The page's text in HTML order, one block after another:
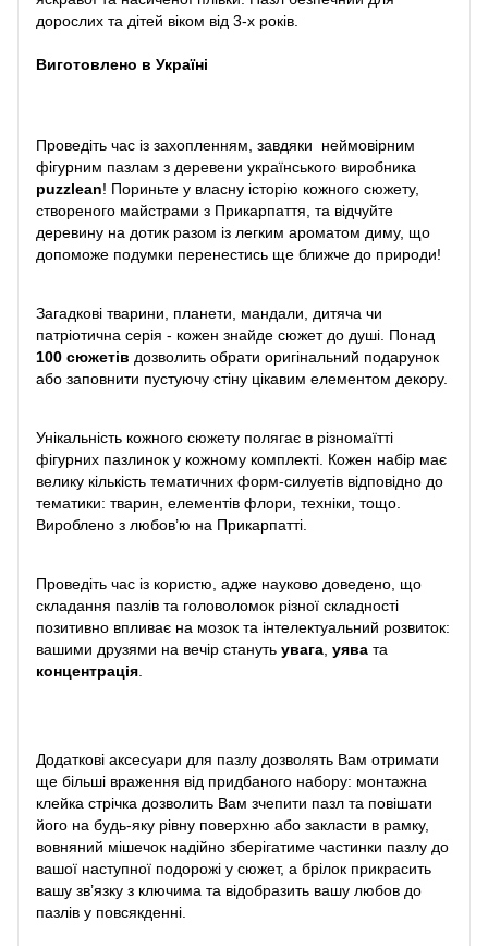
дорослих та дітей віком від 3-х років.
Виготовлено в Україні
Проведіть час із захопленням, завдяки неймовірним
фігурним пазлам з деревени українського виробника
puzzlean! Пориньте у власну історію кожного сюжету,
створеного майстрами з Прикарпаття, та відчуйте
деревину на дотик разом із легким ароматом диму, що
допоможе подумки перенестись ще ближче до природи!
Загадкові тварини, планети, мандали, дитяча чи
патріотична серія - кожен знайде сюжет до душі. Понад
100 сюжетів дозволить обрати оригінальний подарунок
або заповнити пустуючу стіну цікавим елементом декору.
Унікальність кожного сюжету полягає в різномаїтті
фігурних пазлинок у кожному комплекті. Кожен набір має
велику кількість тематичних форм-силуетів відповідно до
тематики: тварин, елементів флори, техніки, тощо.
Вироблено з любов’ю на Прикарпатті.
Проведіть час із користю, адже науково доведено, що
складання пазлів та головоломок різної складності
позитивно впливає на мозок та інтелектуальний розвиток:
вашими друзями на вечір стануть увага уява та
концентрація
Додаткові аксесуари для пазлу дозволять Вам отримати
ще більші враження від придбаного набору: монтажна
клейка стрічка дозволить Вам зчепити пазл та повішати
його на будь-яку рівну поверхню або закласти в рамку,
вовняний мішечок надійно зберігатиме частинки пазлу до
вашої наступної подорожі у сюжет, а брілок прикрасить
вашу зв’язку з ключима та відобразить вашу любов до
пазлів у повсякденні.